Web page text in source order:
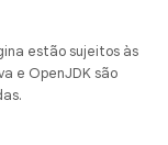
estão sujeitos às
e OpenJDK são